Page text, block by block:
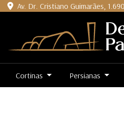
Av. Dr. Cristiano Guimarães,
Cortinas Persianas